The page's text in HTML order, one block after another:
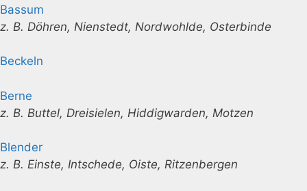
Bassum
z. B. Döhren, Nienstedt, Nordwohlde, Osterbinde
Beckeln
Berne
z. B. Buttel, Dreisielen, Hiddigwarden, Motzen
Blender
z. B. Einste, Intschede, Oiste, Ritzenbergen